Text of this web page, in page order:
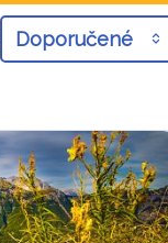
Doporučené